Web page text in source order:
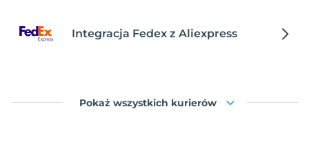
Integracja Fedex z Aliexpress
Pokaż wszystkich kurierów